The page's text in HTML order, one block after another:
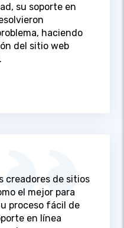
su soporte en
haciendo
del sitio web
creadores de sitios
el mejor para
proceso fácil de
en línea